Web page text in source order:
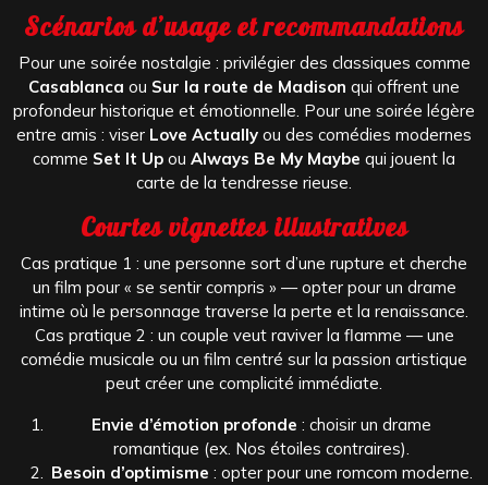
Scénarios d’usage et recommandations
Pour une soirée nostalgie : privilégier des classiques comme
Casablanca ou Sur la route de Madison qui offrent une
profondeur historique et émotionnelle. Pour une soirée légère
entre amis : viser Love Actually ou des comédies modernes
comme Set It Up ou Always Be My Maybe qui jouent la
carte de la tendresse rieuse.
Courtes vignettes illustratives
Cas pratique 1 : une personne sort d’une rupture et cherche
un film pour « se sentir compris » — opter pour un drame
intime où le personnage traverse la perte et la renaissance.
Cas pratique 2 : un couple veut raviver la flamme — une
comédie musicale ou un film centré sur la passion artistique
peut créer une complicité immédiate.
Envie d’émotion profonde : choisir un drame
romantique (ex. Nos étoiles contraires).
Besoin d’optimisme : opter pour une romcom moderne.